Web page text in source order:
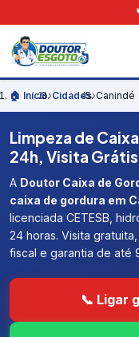
🏠 Início›Cidades›Canindé
Limpeza de
24h, Visita Grátis
A Doutor Caixa de
caixa de gordura em
licenciada CETESB,
24 horas. Visita
fiscal e garantia de até
📞 Ligar